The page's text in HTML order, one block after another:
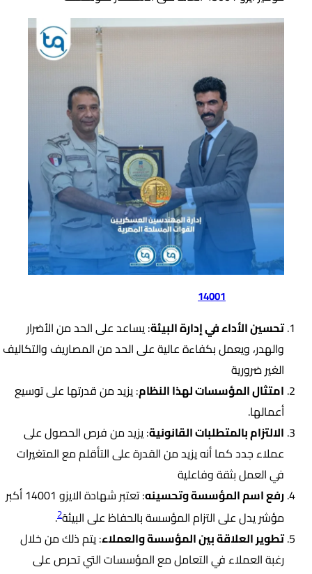
14001
تحسين الأداء في إدارة البيئة: يساعد على الحد من الأضرار
والهدر، ويعمل بكفاءة عالية على الحد من المصاريف والتكاليف
الغير ضرورية
امتثال المؤسسات لهذا النظام: يزيد من قدرتها على توسيع
أعمالها.
الالتزام بالمتطلبات القانونية: يزيد من فرص الحصول على
عملاء جدد كما أنه يزيد من القدرة على التأقلم مع المتغيرات
في العمل بثقة وفاعلية
رفع اسم المؤسسة وتحسينه
: تعتبر شهادة الايزو 14001 أكبر
مؤشر يدل على التزام المؤسسة بالحفاظ على البيئة2
.
تطوير العلاقة بين المؤسسة والعملاء: يتم ذلك من خلال
رغبة العملاء في التعامل مع المؤسسات التي تحرص على